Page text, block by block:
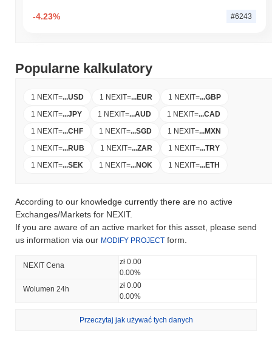
-4.23% #6243
Popularne kalkulatory
1 NEXIT=...USD 1 NEXIT=...EUR 1 NEXIT=...GBP
1 NEXIT=...JPY 1 NEXIT=...AUD 1 NEXIT=...CAD
1 NEXIT=...CHF 1 NEXIT=...SGD 1 NEXIT=...MXN
1 NEXIT=...RUB 1 NEXIT=...ZAR 1 NEXIT=...TRY
1 NEXIT=...SEK 1 NEXIT=...NOK 1 NEXIT=...ETH
According to our knowledge currently there are no active
Exchanges/Markets for NEXIT.
If you are aware of an active market for this asset, please send
us information via our MODIFY PROJECT form.
NEXIT Cena
zł 0.00
0.00%
Wolumen 24h
zł 0.00
0.00%
Przeczytaj jak używać tych danych